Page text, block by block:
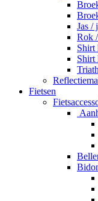
Jas /
Rok
Shirt
Shirt
Fietsen